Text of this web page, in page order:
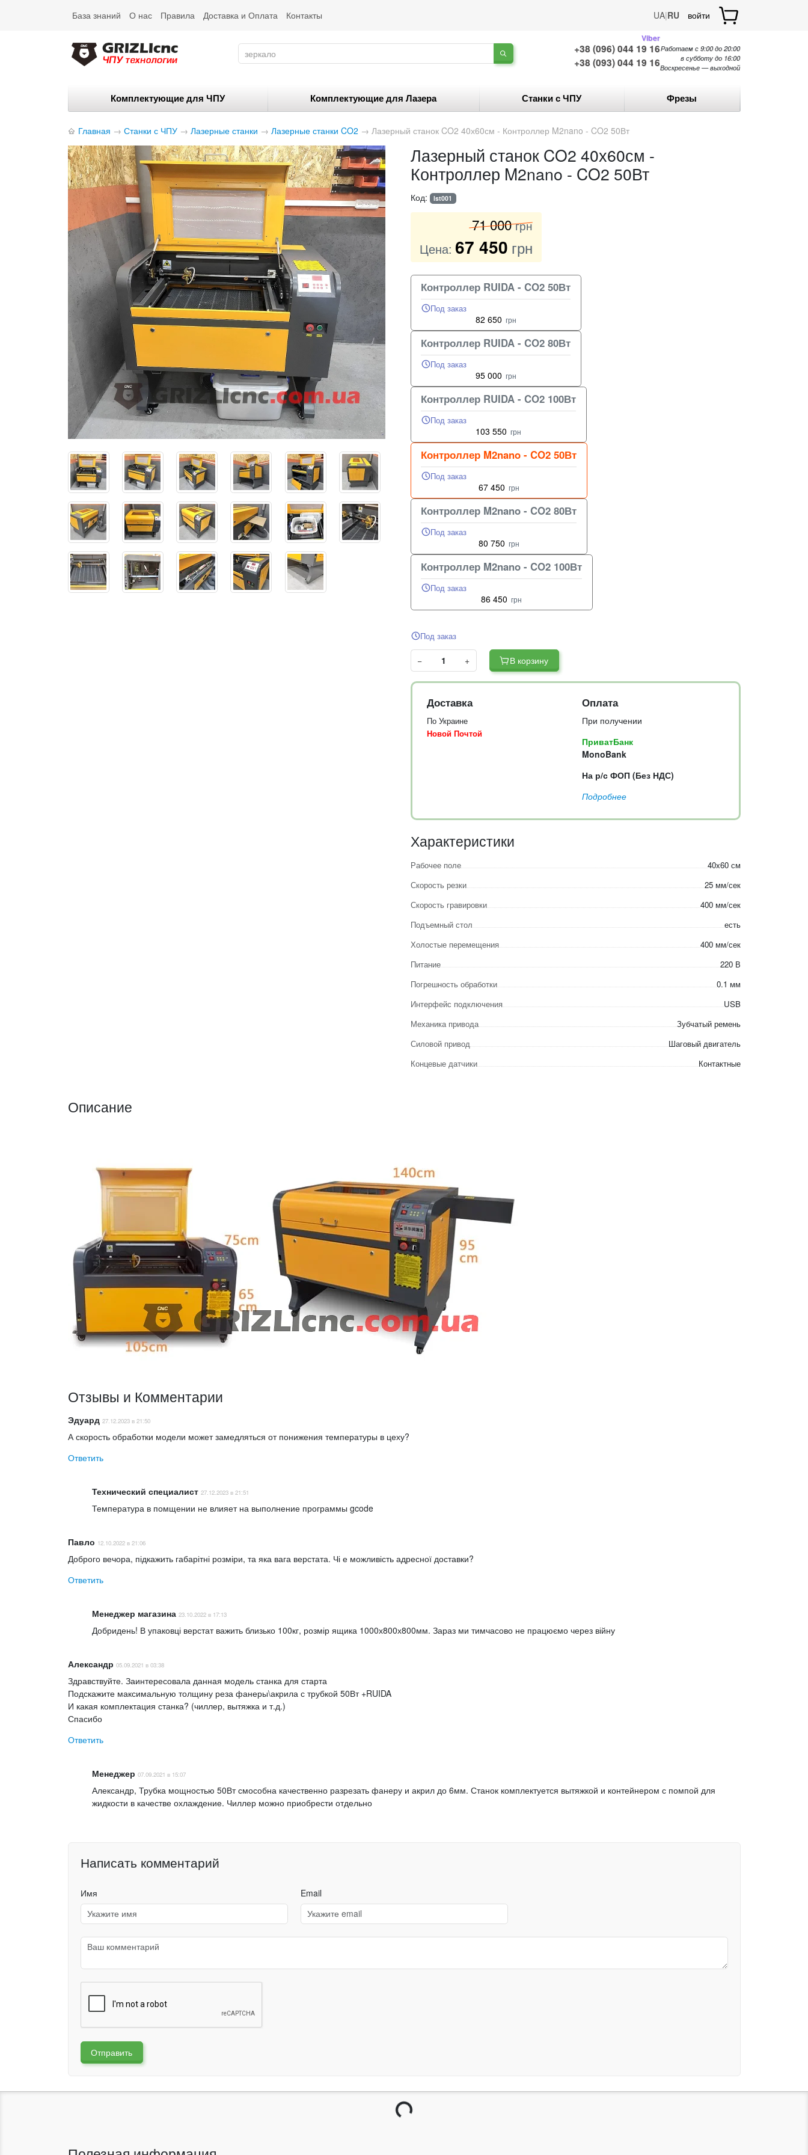
База знаний О нас Правила Доставка и Оплата Контакты UA|RU войти
+38 (096) 044 19 16
Viber
+38 (093) 044 19 16
Работаем с 9:00 до 20:00
в субботу до 16:00
Воскресенье — выходной
Комплектующие для ЧПУ Комплектующие для Лазера Станки с ЧПУ Фрезы
Главная → Станки с ЧПУ → Лазерные станки → Лазерные станки CO2 → Лазерный станок CO2 40х60см - Контроллер M2nano - CO2 50Вт
Лазерный станок CO2 40х60см -
Контроллер M2nano - CO2 50Вт
Код: lst001
71 000 грн
Цена: 67 450 грн
Контроллер RUIDA - CO2 50Вт
Под заказ
82 650 грн
Контроллер RUIDA - CO2 80Вт
Под заказ
95 000 грн
Контроллер RUIDA - CO2 100Вт
Под заказ
103 550 грн
Контроллер M2nano - CO2 50Вт
Под заказ
67 450 грн
Контроллер M2nano - CO2 80Вт
Под заказ
80 750 грн
Контроллер M2nano - CO2 100Вт
Под заказ
86 450 грн
Под заказ
− + В корзину
Доставка
По Украине
Новой Почтой
Оплата
При получении
ПриватБанк
MonoBank
На р/с ФОП (Без НДС)
Подробнее
Характеристики
Рабочее поле
40x60 см
Скорость резки
25 мм/сек
Скорость гравировки
400 мм/сек
Подъемный стол
есть
Холостые перемещения
400 мм/сек
Питание
220 В
Погрешность обработки
0.1 мм
Интерфейс подключения
USB
Механика привода
Зубчатый ремень
Силовой привод
Шаговый двигатель
Концевые датчики
Контактные
Описание
Отзывы и Комментарии
Эдуард 27.12.2023 в 21:50
А скорость обработки модели может замедляться от понижения температуры в цеху?
Ответить
Технический специалист 27.12.2023 в 21:51
Температура в помщении не влияет на выполнение программы gcode
Павло 12.10.2022 в 21:06
Доброго вечора, підкажить габарітні розміри, та яка вага верстата. Чі е можливість адресної доставки?
Ответить
Менеджер магазина 23.10.2022 в 17:13
Добридень! В упаковці верстат важить близько 100кг, розмір ящика 1000х800х800мм. Зараз ми тимчасово не працюємо через війну
Александр 05.09.2021 в 03:38
Здравствуйте. Заинтересовала данная модель станка для старта
Подскажите максимальную толщину реза фанеры\акрила с трубкой 50Вт +RUIDA
И какая комплектация станка? (чиллер, вытяжка и т.д.)
Спасибо
Ответить
Менеджер 07.09.2021 в 15:07
Александр, Трубка мощностью 50Вт смособна качественно разрезать фанеру и акрил до 6мм. Станок комплектуется вытяжкой и контейнером с помпой для
жидкости в качестве охлаждение. Чиллер можно приобрести отдельно
Написать комментарий
Имя Email
Отправить
Загрузка...